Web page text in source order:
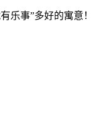
乐事”多好的寓意！